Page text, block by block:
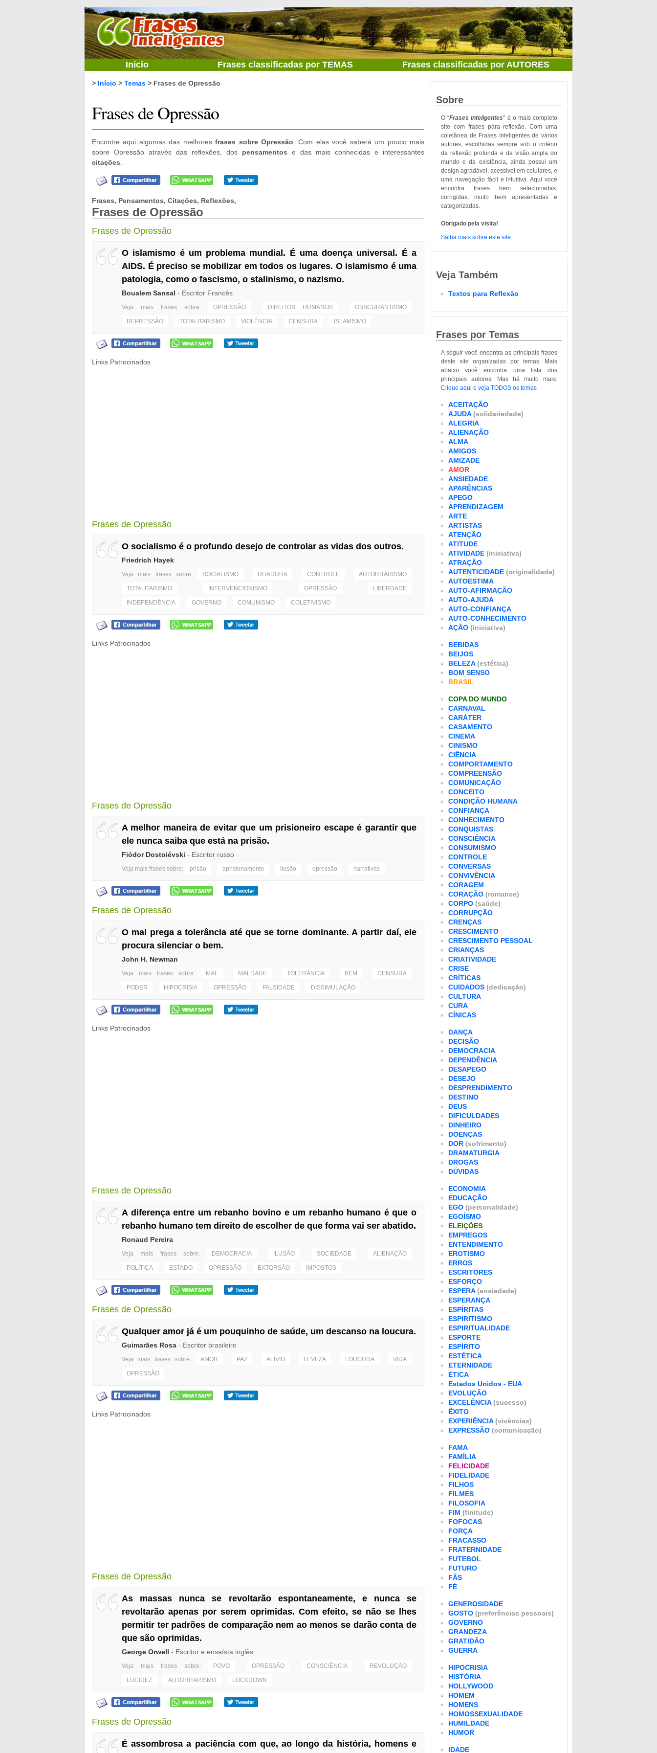
Início Frases classificadas por TEMAS Frases classificadas por AUTORES
> Início > Temas > Frases de Opressão
Frases de Opressão
Encontre aqui algumas das melhoresfrases sobre Opressão . Com elas você saberá um pouco mais
sobre Opressão através das reflexões, dos pensamentos e das mais conhecidas e interessantes
citações
Frases, Pensamentos, Citações, Reflexões,
Frases de Opressão
Frases de Opressão
O islamismo é um problema mundial. É uma doença universal. É a
AIDS. É preciso se mobilizar em todos os lugares. O islamismo é uma
patologia, como o fascismo, o stalinismo, o nazismo.
Boualem Sansal - Escritor Francês
Veja mais frases sobre: OPRESSÃO DIREITOS HUMANOS OBSCURANTISMO
REPRESSÃO TOTALITARISMO VIOLÊNCIA CENSURA ISLAMISMO
Links Patrocinados
Frases de Opressão
O socialismo é o profundo desejo de controlar as vidas dos outros.
Friedrich Hayek
Veja mais frases sobre: SOCIALISMO DITADURA CONTROLE AUTORITARISMO
TOTALITARISMO INTERVENCIONISMO OPRESSÃO LIBERDADE
INDEPENDÊNCIA GOVERNO COMUNISMO COLETIVISMO
Links Patrocinados
Frases de Opressão
A melhor maneira de evitar que um prisioneiro escape é garantir que
ele nunca saiba que está na prisão.
Fiódor Dostoiévski - Escritor russo
Veja mais frases sobre: prisão aprisionamento ilusão opressão narrativas
Frases de Opressão
O mal prega a tolerância até que se torne dominante. A partir daí, ele
procura silenciar o bem.
John H. Newman
Veja mais frases sobre: MAL MALDADE TOLERÂNCIA BEM CENSURA
PODER HIPOCRISIA OPRESSÃO FALSIDADE DISSIMULAÇÃO
Links Patrocinados
Frases de Opressão
A diferença entre um rebanho bovino e um rebanho humano é que o
rebanho humano tem direito de escolher de que forma vai ser abatido.
Ronaud Pereira
Veja mais frases sobre: DEMOCRACIA ILUSÃO SOCIEDADE ALIENAÇÃO
POLÍTICA ESTADO OPRESSÃO EXTORSÃO IMPOSTOS
Frases de Opressão
Qualquer amor já é um pouquinho de saúde, um descanso na loucura.
Guimarães Rosa - Escritor brasileiro
Veja mais frases sobre: AMOR PAZ ALÍVIO LEVEZA LOUCURA VIDA
OPRESSÃO
Links Patrocinados
Frases de Opressão
As massas nunca se revoltarão espontaneamente, e nunca se
revoltarão apenas por serem oprimidas. Com efeito, se não se lhes
permitir ter padrões de comparação nem ao menos se darão conta de
que são oprimidas.
George Orwell - Escritor e ensaísta inglês
Veja mais frases sobre: POVO OPRESSÃO CONSCIÊNCIA REVOLUÇÃO
LUCIDEZ AUTORITARISMO LOCKDOWN
Frases de Opressão
É assombrosa a paciência com que, ao longo da história, homens e
Sobre
O “Frases Inteligentes” é o mais completo
site com frases para reflexão. Com uma
coletânea de Frases Inteligentes de vários
autores, escolhidas sempre sob o critério
da reflexão profunda e da visão ampla do
mundo e da existência, ainda possui um
design agradável, acessível em celulares, e
uma navegação fácil e intuitiva. Aqui você
encontra frases bem selecionadas,
corrigidas, muito bem apresentadas e
categorizadas.
Obrigado pela visita!
Saiba mais sobre este site
Veja Também
Textos para Reflexão
Frases por Temas
A seguir você encontra as principais frases
deste site organizadas por temas. Mais
abaixo você encontra uma lista dos
principais autores. Mas há muito mais:
Clique aqui e veja TODOS os temas
ACEITAÇÃO
AJUDA(solidariedade)
ALEGRIA
ALIENAÇÃO
ALMA
AMIGOS
AMIZADE
AMOR
ANSIEDADE
APARÊNCIAS
APEGO
APRENDIZAGEM
ARTE
ARTISTAS
ATENÇÃO
ATITUDE
ATIVIDADE (iniciativa)
ATRAÇÃO
AUTENTICIDADE (originalidade)
AUTOESTIMA
AUTO-AFIRMAÇÃO
AUTO-AJUDA
AUTO-CONFIANÇA
AUTO-CONHECIMENTO
AÇÃO (iniciativa)
BEBIDAS
BEIJOS
BELEZA(estética)
BOM SENSO
BRASIL
COPA DO MUNDO
CARNAVAL
CARÁTER
CASAMENTO
CINEMA
CINISMO
CIÊNCIA
COMPORTAMENTO
COMPREENSÃO
COMUNICAÇÃO
CONCEITO
CONDIÇÃO HUMANA
CONFIANÇA
CONHECIMENTO
CONQUISTAS
CONSCIÊNCIA
CONSUMISMO
CONTROLE
CONVERSAS
CONVIVÊNCIA
CORAGEM
CORAÇÃO (romance)
CORPO (saúde)
CORRUPÇÃO
CRENÇAS
CRESCIMENTO
CRESCIMENTO PESSOAL
CRIANÇAS
CRIATIVIDADE
CRISE
CRÍTICAS
CUIDADOS (dedicação)
CULTURA
CURA
CÍNICAS
DANÇA
DECISÃO
DEMOCRACIA
DEPENDÊNCIA
DESAPEGO
DESEJO
DESPRENDIMENTO
DESTINO
DEUS
DIFICULDADES
DINHEIRO
DOENÇAS
DOR (sofrimento)
DRAMATURGIA
DROGAS
DÚVIDAS
ECONOMIA
EDUCAÇÃO
EGO (personalidade)
EGOÍSMO
ELEIÇÕES
EMPREGOS
ENTENDIMENTO
EROTISMO
ERROS
ESCRITORES
ESFORÇO
ESPERA(ansiedade)
ESPERANÇA
ESPÍRITAS
ESPIRITISMO
ESPIRITUALIDADE
ESPORTE
ESPÍRITO
ESTÉTICA
ETERNIDADE
ÉTICA
Estados Unidos - EUA
EVOLUÇÃO
EXCELÊNCIA(sucesso)
ÊXITO
EXPERIÊNCIA(vivências)
EXPRESSÃO (comunicação)
FAMA
FAMÍLIA
FELICIDADE
FIDELIDADE
FILHOS
FILMES
FILOSOFIA
FIM (finitude)
FOFOCAS
FORÇA
FRACASSO
FRATERNIDADE
FUTEBOL
FUTURO
FÃS
FÉ
GENEROSIDADE
GOSTO (preferências pessoais)
GOVERNO
GRANDEZA
GRATIDÃO
GUERRA
HIPOCRISIA
HISTÓRIA
HOLLYWOOD
HOMEM
HOMENS
HOMOSSEXUALIDADE
HUMILDADE
HUMOR
IDADE